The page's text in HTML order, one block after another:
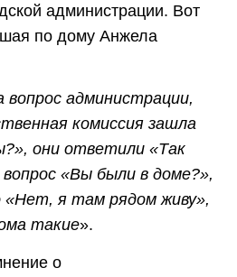
администрации. Вот
по дому Анжела
вопрос администрации,
комиссия зашла
они ответили «Так
«Вы были в доме?»,
я там рядом живу»,
такие».
о